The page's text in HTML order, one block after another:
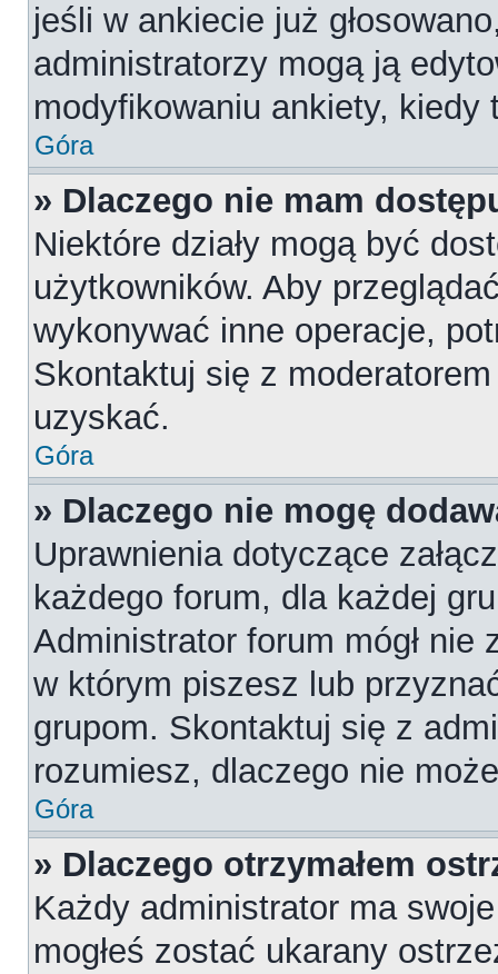
jeśli w ankiecie już
administratorzy mogą ją
modyfikowaniu ankiety, kiedy
Góra
» Dlaczego nie mam
Niektóre działy mogą być
użytkowników. Aby
wykonywać inne operacje,
Skontaktuj się z
uzyskać.
Góra
» Dlaczego nie mogę
Uprawnienia dotyczące
każdego forum, dla każdej
Administrator forum mógł nie
w którym piszesz lub
grupom. Skontaktuj się z
rozumiesz, dlaczego nie
Góra
» Dlaczego otrzymałem
Każdy administrator ma
mogłeś zostać ukarany